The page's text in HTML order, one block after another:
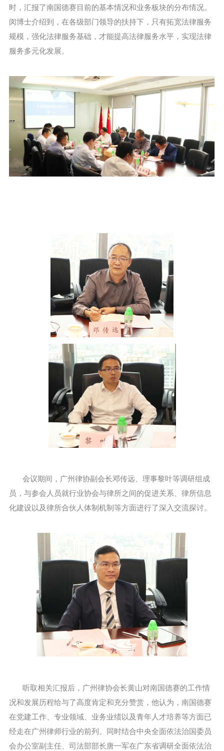
时，汇报了南国德赛目前的基本情况和业务板块的分布情况。
闵博士介绍到，在各级部门领导的扶持下，只有拓宽法律服务
规模，强化法律服务基础，才能提高法律服务水平，实现法律
服务多元化发展。
会议期间，广州律协副会长邓传远、理事黎叶等调研组成
员，与参会人员就行业协会与律所之间的促进关系、律所信息
化建设以及律所合伙人体制机制等方面进行了深入交流探讨。
听取相关汇报后，广州律协会长黄山对南国德赛的工作情
况和发展历程给与了高度肯定和充分赞赏，他认为，南国德赛
在党建工作、专业领域、业务业绩以及青年人才培养等方面已
经走在广州律师行业的前列。同时结合中央全面依法治国委员
会办公室副主任、司法部部长唐一军在广东省调研全面依法治